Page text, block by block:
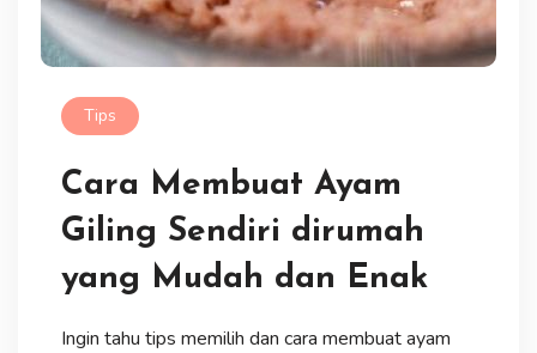
Tips
Cara Membuat Ayam
Giling Sendiri dirumah
yang Mudah dan Enak
Ingin tahu tips memilih dan cara membuat ayam